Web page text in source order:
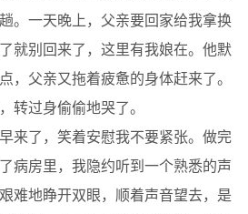
。一天晚上，父亲要回家给我拿换
就别回来了，这里有我娘在。他默
，父亲又拖着疲惫的身体赶来了。
转过身偷偷地哭了。
了，笑着安慰我不要紧张。做完
病房里，我隐约听到一个熟悉的声
难地睁开双眼，顺着声音望去，是